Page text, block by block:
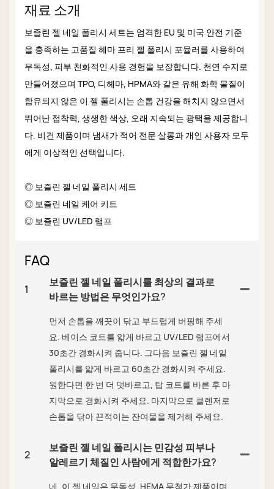
재료 소개
보즐린 젤 네일 폴리시 세트는 엄격한 EU 및 미국 안전 기준
을 충족하는 고품질 헤마 프리 젤 폴리시 포뮬러를 사용하여
무독성, 피부 친화적인 사용 경험을 보장합니다. 천연 수지로
만들어졌으며 TPO, 디헤마, HPMA와 같은 유해 화학 물질이
함유되지 않은 이 젤 폴리시는 손톱 건강을 해치지 않으면서
뛰어난 접착력, 생생한 색상, 오래 지속되는 광택을 제공합니
다. 비건 제품이며 냄새가 적어 전문 살롱과 개인 사용자 모두
에게 이상적인 선택입니다.
◎ 보즐린 젤 네일 폴리시 세트
◎ 보즐린 네일 케어 키트
◎ 보즐린 UV/LED 램프
FAQ
1
보즐린 젤 네일 폴리시를 최상의 결과로
바르는 방법은 무엇인가요?
먼저 손톱을 깨끗이 닦고 부드럽게 버핑해 주세
요. 베이스 코트를 얇게 바르고 UV/LED 램프에서
30초간 경화시켜 줍니다. 그다음 보즐린 젤 네일
폴리시를 얇게 바르고 60초간 경화시켜 주세요.
원한다면 한 번 더 덧바르고, 탑 코트를 바른 후 마
지막으로 경화시켜 주세요. 마지막으로 클렌저로
손톱을 닦아 끈적이는 잔여물을 제거해 주세요.
2
보즐린 젤 네일 폴리시는 민감성 피부나
알레르기 체질인 사람에게 적합한가요?
네, 이 젤 네일은 무독성, HEMA 무첨가 제품이며